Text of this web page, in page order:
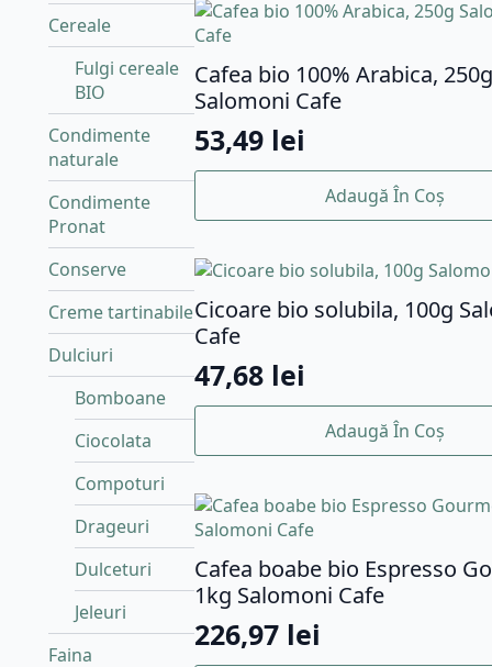
Cereale
Fulgi cereale
BIO
Condimente
naturale
Condimente
Pronat
Conserve
Creme tartinabile
Dulciuri
Bomboane
Ciocolata
Compoturi
Drageuri
Dulceturi
Jeleuri
Faina
Cafea bio 100% Arabica, 250g
Salomoni Cafe
53,49 lei
Adaugă În Coș
Cicoare bio solubila, 100g
Cafe
47,68 lei
Adaugă În Coș
Cafea boabe bio Espresso
1kg Salomoni Cafe
226,97 lei